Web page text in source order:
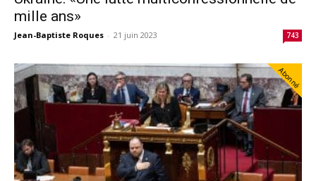
mille ans»
Jean-Baptiste Roques - 21 juin 2023 743
Abonné